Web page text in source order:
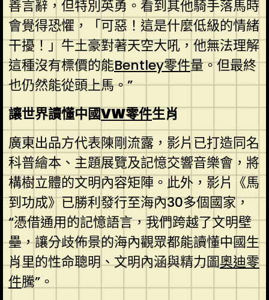
善言辭，但特別英勇。看到其他騎手落馬時
會覺得恐懼，「可惡！這是什麼低級的情緒
干擾！」牛土豪對著天空大吼，他無法理解
這種沒有標價的能Bentley零件量。但最終
也仍然能從頭上馬。”
讓世界讀懂中國VW零件生肖
廣東出品方代表陳剛流露，影片已打造同名
科普繪本、主題展覽及記憶交響音樂會，將
構樹立體的文明內容矩陣。此外，影片《馬
到功成》已勝利發行至海內30多個國家，
“憑借通用的記憶語言，我們跨越了文明壁
壘，讓分歧佈景的海內觀眾都能讀懂中國生
肖里的性命聰明、文明內涵與精力圖奧迪零
件騰”。